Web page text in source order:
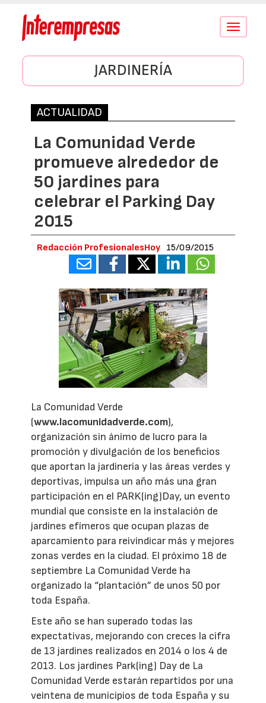
Conmutar
JARDINERÍA
ACTUALIDAD
La Comunidad Verde
promueve alrededor de
50 jardines para
celebrar el Parking Day
2015
Redacción ProfesionalesHoy 15/09/2015
La Comunidad Verde
(www.lacomunidadverde.com),
organización sin ánimo de lucro para la
promoción y divulgación de los beneficios
que aportan la jardinería y las áreas verdes y
deportivas, impulsa un año más una gran
participación en el PARK(ing)Day, un evento
mundial que consiste en la instalación de
jardines efímeros que ocupan plazas de
aparcamiento para reivindicar más y mejores
zonas verdes en la ciudad. El próximo 18 de
septiembre La Comunidad Verde ha
organizado la “plantación” de unos 50 por
toda España.
Este año se han superado todas las
expectativas, mejorando con creces la cifra
de 13 jardines realizados en 2014 o los 4 de
2013. Los jardines Park(ing) Day de La
Comunidad Verde estarán repartidos por una
veintena de municipios de toda España y su